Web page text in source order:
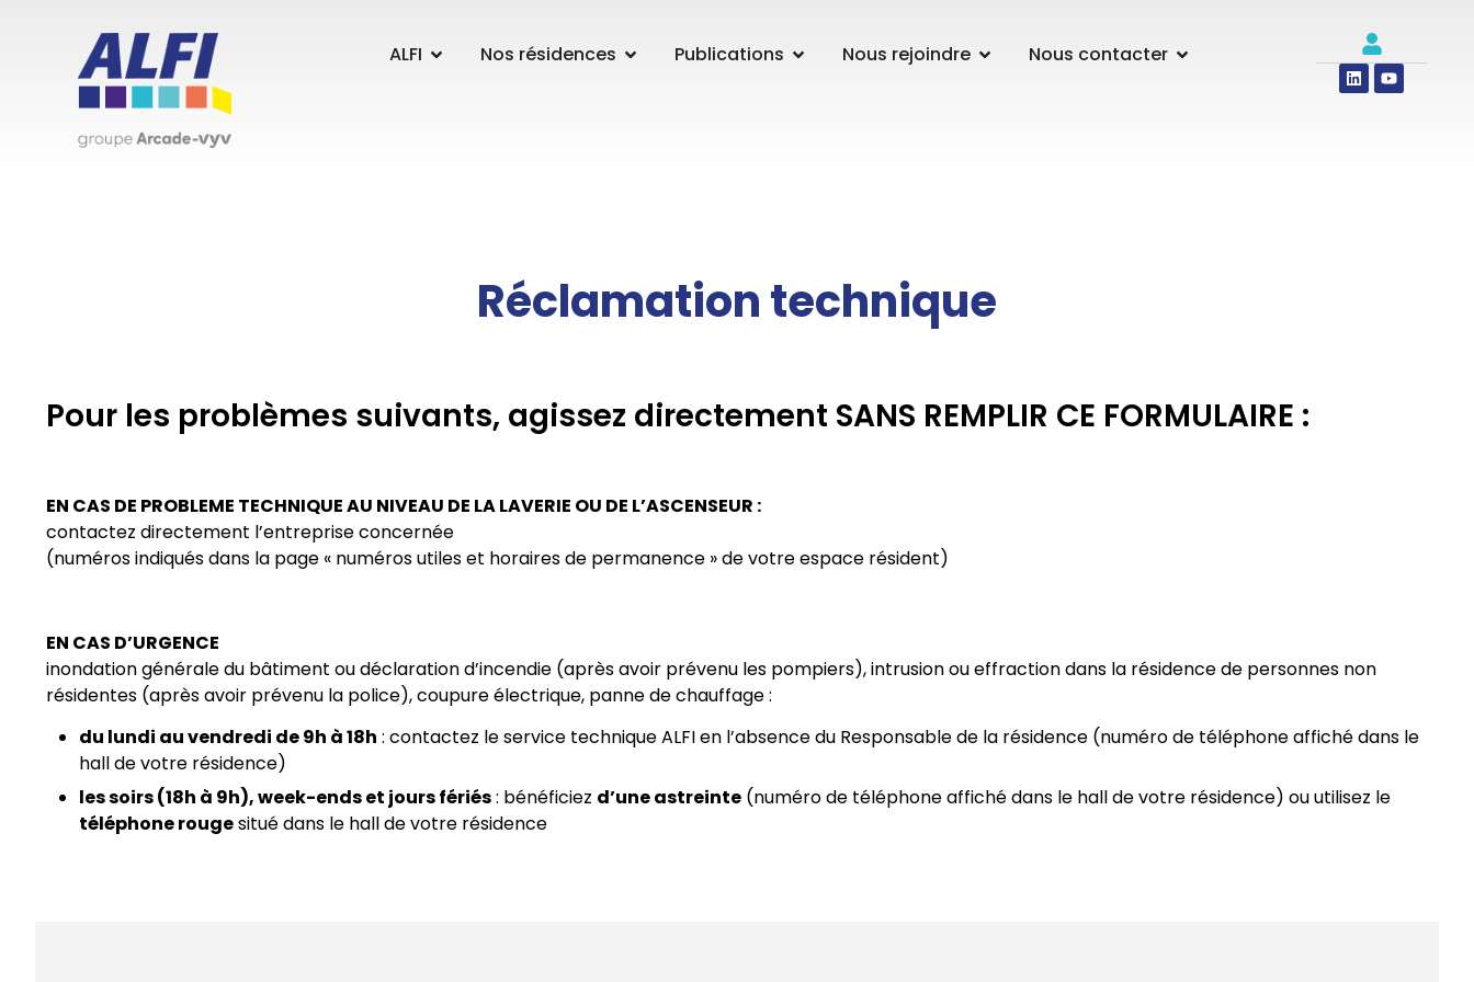
ALFI Nos résidences Publications Nous rejoindre Nous contacter
Réclamation technique
Pour les problèmes suivants, agissez directement SANS REMPLIR CE FORMULAIRE :
EN CAS DE PROBLEME TECHNIQUE AU NIVEAU DE LA LAVERIE OU DE L’ASCENSEUR :
contactez directement l’entreprise concernée
(numéros indiqués dans la page « numéros utiles et horaires de permanence » de votre espace résident)
EN CAS D’URGENCE
inondation générale du bâtiment ou déclaration d’incendie (après avoir prévenu les pompiers), intrusion ou effraction dans la résidence de personnes non
résidentes (après avoir prévenu la police), coupure électrique, panne de chauffage :
du lundi au vendredi de 9h à 18h : contactez le service technique ALFI en l’absence du Responsable de la résidence (numéro de téléphone affiché dans le
hall de votre résidence)
les soirs (18h à 9h), week-ends et jours fériés: bénéficiez d’une astreinte (numéro de téléphone affiché dans le hall de votre résidence) ou utilisez le
téléphone rougesitué dans le hall de votre résidence